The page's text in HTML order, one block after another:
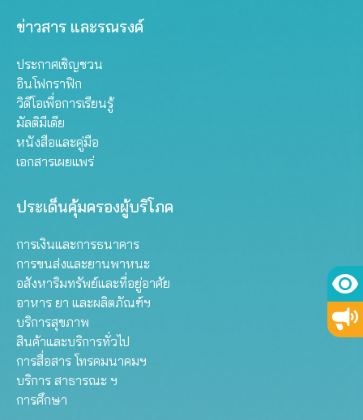
ข่าวสาร และรณรงค์
ประกาศเชิญชวน
อินโฟกราฟิก
วิดีโอเพื่อการเรียนรู้
มัลติมีเดีย
หนังสือและคู่มือ
เอกสารเผยแพร่
ประเด็นคุ้มครองผู้บริโภค
การเงินและการธนาคาร
การขนส่งและยานพาหนะ
อสังหาริมทรัพย์และที่อยู่อาศัย
อาหาร ยา และผลิตภัณฑ์ฯ
บริการสุขภาพ
สินค้าและบริการทั่วไป
การสื่อสาร โทรคมนาคมฯ
บริการ สาธารณะ ฯ
การศึกษา